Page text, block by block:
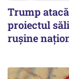
Trump
proiectul
ruşine